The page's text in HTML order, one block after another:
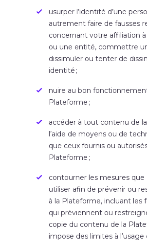
usurper l’identité d’une
autrement faire de fausses
concernant votre affiliation
ou une entité, commettre
dissimuler ou tenter de
identité ;
nuire au bon
Plateforme ;
accéder à tout contenu de
l’aide de moyens ou de
que ceux fournis ou
Plateforme ;
contourner les mesures
utiliser afin de prévenir ou
à la Plateforme, incluant les
qui préviennent ou
copie du contenu de la
impose des limites à